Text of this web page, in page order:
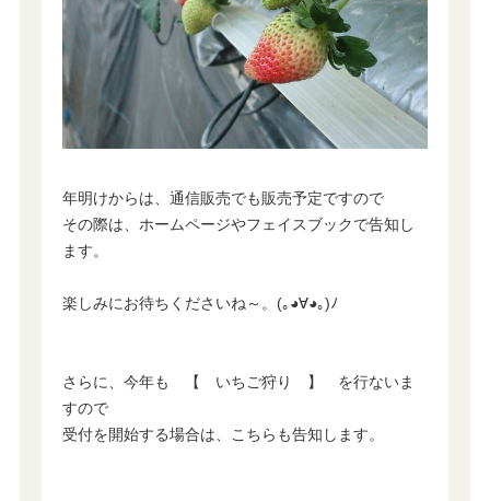
年明けからは、通信販売でも販売予定ですので
その際は、ホームページやフェイスブックで告知し
ます。
楽しみにお待ちくださいね～。(｡◕∀◕｡)ﾉ
さらに、今年も 【 いちご狩り 】 を行ないま
すので
受付を開始する場合は、こちらも告知します。